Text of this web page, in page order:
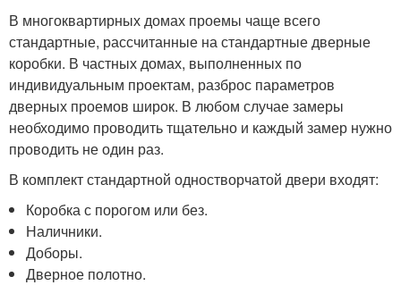
В многоквартирных домах проемы чаще всего
стандартные, рассчитанные на стандартные дверные
коробки. В частных домах, выполненных по
индивидуальным проектам, разброс параметров
дверных проемов широк. В любом случае замеры
необходимо проводить тщательно и каждый замер нужно
проводить не один раз.
В комплект стандартной одностворчатой двери входят:
Коробка с порогом или без.
Наличники.
Доборы.
Дверное полотно.